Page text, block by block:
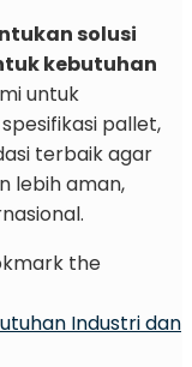
solusi
kebutuhan
untuk
pallet,
terbaik agar
lebih aman,
the
Industri dan